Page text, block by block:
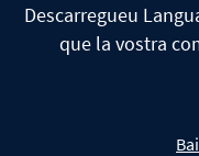
Descarregueu
que la vostra